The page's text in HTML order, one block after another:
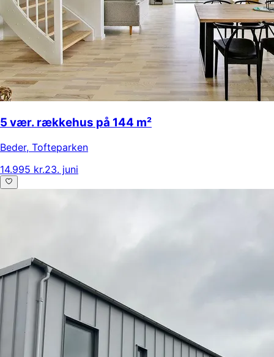
5 vær. rækkehus på 144 m²
Beder, Tofteparken
14.995 kr.23. juni